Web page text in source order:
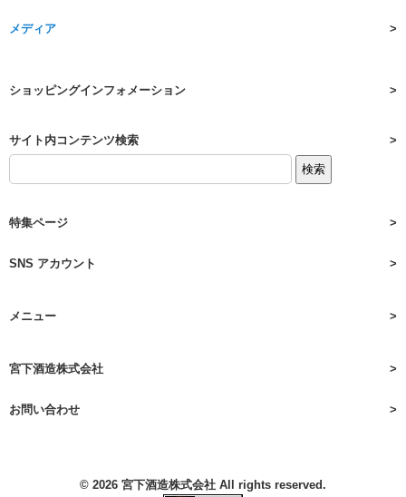
メディア
ショッピングインフォメーション
サイト内コンテンツ検索
特集ページ
SNS アカウント
メニュー
宮下酒造株式会社
お問い合わせ
© 2026 宮下酒造株式会社 All rights reserved.